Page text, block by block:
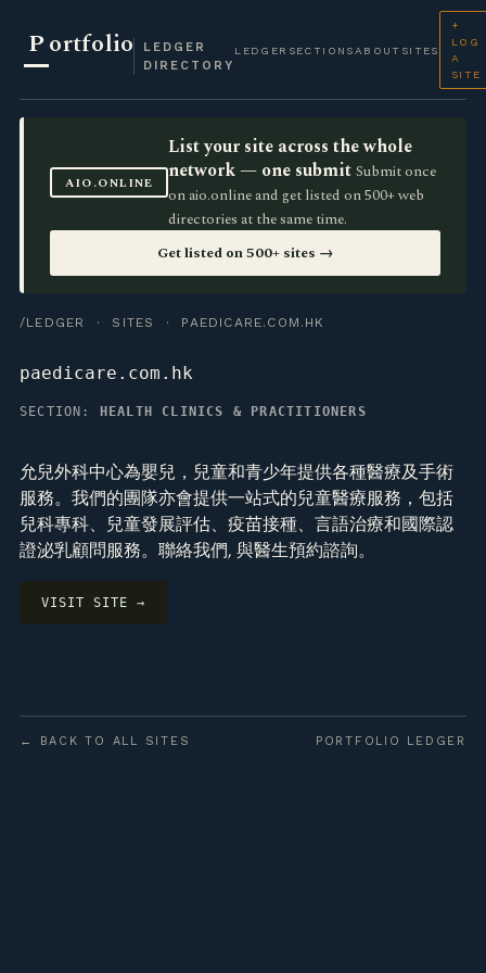
Portfolio
LEDGER
DIRECTORY
LEDGER SECTIONS ABOUT SITES
+
LOG
A
SITE
AIO.ONLINE
List your site across the whole
network — one submit Submit once
on aio.online and get listed on 500+ web
directories at the same time.
Get listed on 500+ sites →
/LEDGER · SITES · PAEDICARE.COM.HK
paedicare.com.hk
SECTION: HEALTH CLINICS & PRACTITIONERS
允兒外科中心為嬰兒，兒童和青少年提供各種醫療及手術
服務。我們的團隊亦會提供一站式的兒童醫療服務，包括
兒科專科、兒童發展評估、疫苗接種、言語治療和國際認
證泌乳顧問服務。聯絡我們, 與醫生預約諮詢。
VISIT SITE →
← BACK TO ALL SITES PORTFOLIO LEDGER